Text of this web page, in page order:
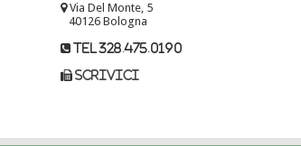
Via Del Monte, 5
40126 Bologna
tel 328.475.0190
scrivici